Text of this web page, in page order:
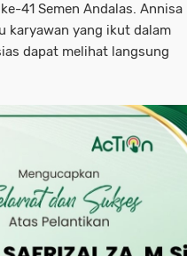
41 Semen Andalas. Annisa
karyawan yang ikut dalam
dapat melihat langsung